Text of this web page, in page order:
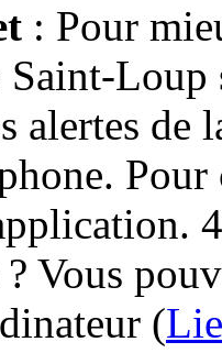
: Pour
Loup
alertes de
Vous
(